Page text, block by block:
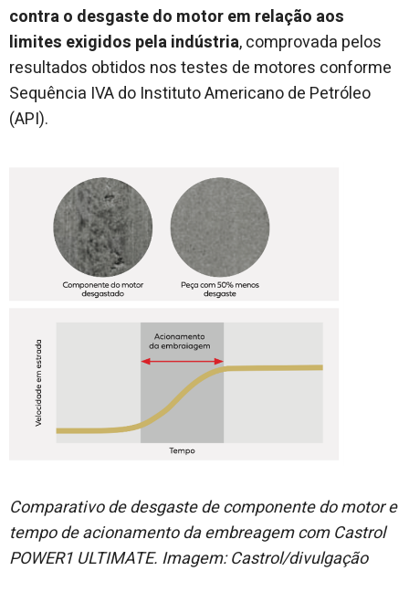
contra o desgaste do motor em relação aos
limites exigidos pela indústria, comprovada pelos
resultados obtidos nos testes de motores conforme
Sequência IVA do Instituto Americano de Petróleo
(API).
Comparativo de desgaste de componente do motor e
tempo de acionamento da embreagem com Castrol
POWER1 ULTIMATE. Imagem: Castrol/divulgação